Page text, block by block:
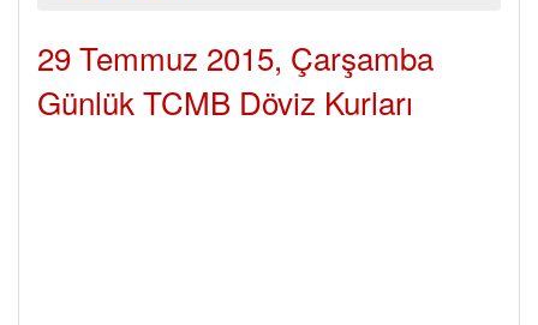
29 Temmuz 2015, Çarşamba
Günlük TCMB Döviz Kurları